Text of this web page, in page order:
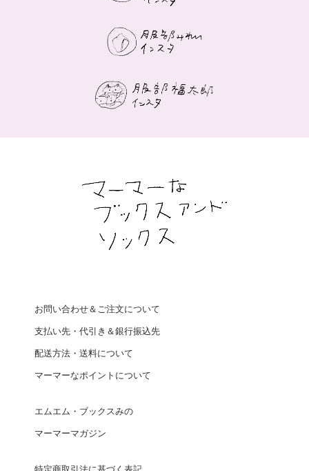
お問い合わせ＆ご注文について
支払い先・代引き＆銀行振込先
配送方法・送料について
マーマーなポイントについて
エムエム・ブックスみの
マーマーマガジン